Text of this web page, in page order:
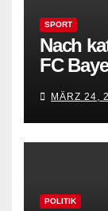
SPORT
Nach
FC
MÄRZ 24,
POLITIK